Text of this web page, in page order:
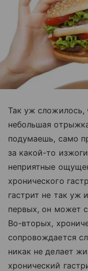
Так уж сложилось,
небольшая
подумаешь, само
за какой-то
неприятные
хронического
гастрит не так уж
первых, он может
Во-вторых,
сопровождается
никак не делает
хронический